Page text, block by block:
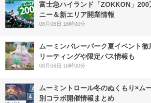
富士急ハイランド「ZOKKON」
ニー＆新エリア開業情報
08月06日 16時00分
ムーミンバレーパーク夏イベント
リーティングや限定パス情報も
08月06日 16時00分
ムーミントロール冬のぬくもり×ム
別コラボ開催情報まとめ